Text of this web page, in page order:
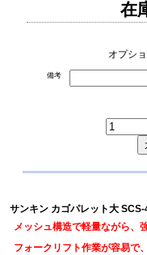
在
オプシ
備考
サンキン カゴパレット大 SCS-
メッシュ構造で軽量ながら、
フォークリフト作業が容易で